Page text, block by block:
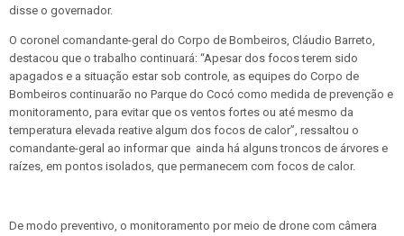
disse o governador.
O coronel comandante-geral do Corpo de Bombeiros, Cláudio Barreto,
destacou que o trabalho continuará: “Apesar dos focos terem sido
apagados e a situação estar sob controle, as equipes do Corpo de
Bombeiros continuarão no Parque do Cocó como medida de prevenção e
monitoramento, para evitar que os ventos fortes ou até mesmo da
temperatura elevada reative algum dos focos de calor”, ressaltou o
comandante-geral ao informar que ainda há alguns troncos de árvores e
raízes, em pontos isolados, que permanecem com focos de calor.
De modo preventivo, o monitoramento por meio de drone com câmera